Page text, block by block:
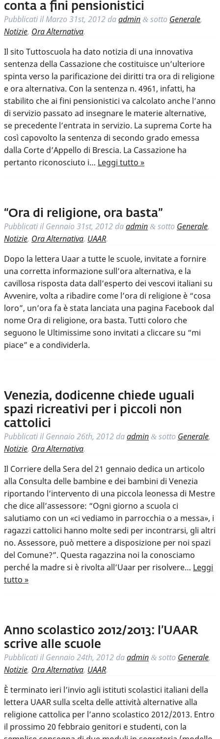
conta a fini pensionistici
Pubblicati ilMarzo 31st, 2012 daadmin & sotto Generale,
Notizie, Ora Alternativa.
Il sito Tuttoscuola ha dato notizia di una innovativa
sentenza della Cassazione che costituisce un’ulteriore
spinta verso la parificazione dei diritti tra ora di religione
e ora alternativa. Con la sentenza n. 4961, infatti, ha
stabilito che ai fini pensionistici va calcolato anche l’anno
di servizio passato ad insegnare le materie alternative,
se precedente l’entrata in servizio. La suprema Corte ha
così capovolto la sentenza di secondo grado emessa
dalla Corte d’Appello di Brescia. La Cassazione ha
pertanto riconosciuto i… Leggi tutto »
“Ora di religione, ora basta”
Pubblicati ilGennaio 31st, 2012 daadmin & sotto Generale,
Notizie, Ora Alternativa, UAAR.
Dopo la lettera Uaar a tutte le scuole, invitate a fornire
una corretta informazione sull’ora alternativa, e la
cavillosa risposta data dall’esperto dei vescovi italiani su
Avvenire, volta a ribadire come l’ora di religione è “cosa
loro”, un’ora fa è stata lanciata una pagina Facebook dal
nome Ora di religione, ora basta. Tutti coloro che
seguono le Ultimissime sono invitati a cliccare su “mi
piace” e a condividerla.
Venezia, dodicenne chiede uguali
spazi ricreativi per i piccoli non
cattolici
Pubblicati ilGennaio 26th, 2012 daadmin & sotto Generale,
Notizie, Ora Alternativa.
Il Corriere della Sera del 21 gennaio dedica un articolo
alla Consulta delle bambine e dei bambini di Venezia
riportando l’intervento di una piccola leonessa di Mestre
che dice all’assessore: “Ogni giorno a scuola ci
salutiamo con un «ci vediamo in parrocchia o a messa», i
ragazzi cattolici hanno molte sedi per incontrarsi, gli altri
no. Assessore, può mettere a disposizione per noi spazi
del Comune?”. Questa ragazzina noi la conosciamo
perché la madre si è rivolta all’Uaar per risolvere… Leggi
tutto »
Anno scolastico 2012/2013: l’UAAR
scrive alle scuole
Pubblicati ilGennaio 24th, 2012 daadmin & sotto Generale,
Notizie, Ora Alternativa, UAAR.
È terminato ieri l’invio agli istituti scolastici italiani della
lettera UAAR sulla scelta delle attività alternative alla
religione cattolica per l’anno scolastico 2012/2013. Entro
il prossimo 20 febbraio genitori e studenti, con la